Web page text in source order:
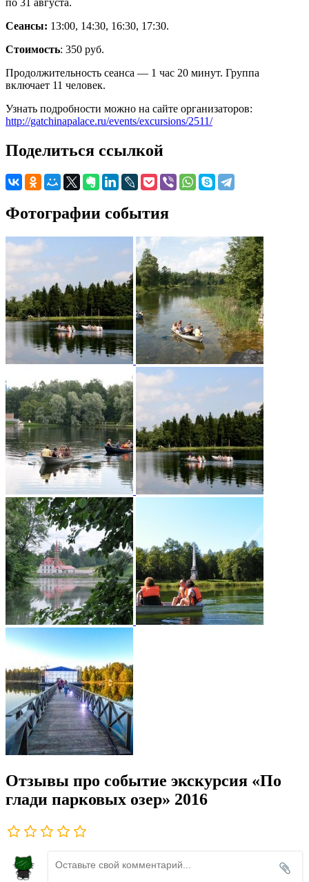
по 31 августа.
Сеансы: 13:00, 14:30, 16:30, 17:30.
Стоимость: 350 руб.
Продолжительность сеанса — 1 час 20 минут. Группа
включает 11 человек.
Узнать подробности можно на сайте организаторов:
http://gatchinapalace.ru/events/excursions/2511/
Поделиться ссылкой
Фотографии события
Отзывы про событие экскурсия «По
глади парковых озер» 2016